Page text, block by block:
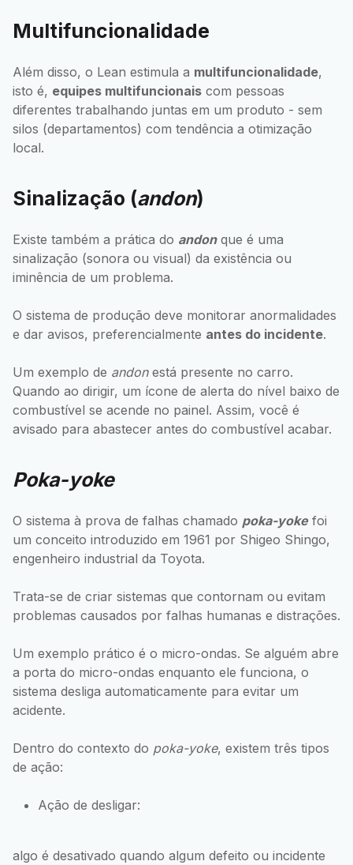
Multifuncionalidade
Além disso, o Lean estimula a multifuncionalidade,
isto é, equipes multifuncionais com pessoas
diferentes trabalhando juntas em um produto - sem
silos (departamentos) com tendência a otimização
local.
Sinalização (andon)
Existe também a prática do andonque é uma
sinalização (sonora ou visual) da existência ou
iminência de um problema.
O sistema de produção deve monitorar anormalidades
e dar avisos, preferencialmente antes do incidente.
Um exemplo de andonestá presente no carro.
Quando ao dirigir, um ícone de alerta do nível baixo de
combustível se acende no painel. Assim, você é
avisado para abastecer antes do combustível acabar.
Poka-yoke
O sistema à prova de falhas chamado poka-yokefoi
um conceito introduzido em 1961 por Shigeo Shingo,
engenheiro industrial da Toyota.
Trata-se de criar sistemas que contornam ou evitam
problemas causados por falhas humanas e distrações.
Um exemplo prático é o micro-ondas. Se alguém abre
a porta do micro-ondas enquanto ele funciona, o
sistema desliga automaticamente para evitar um
acidente.
Dentro do contexto do poka-yoke, existem três tipos
de ação:
Ação de desligar:
algo é desativado quando algum defeito ou incidente